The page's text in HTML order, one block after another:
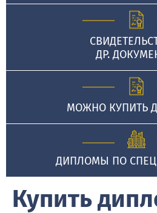
ДР.
МОЖНО КУПИТЬ
ДИПЛОМЫ ПО
Купить